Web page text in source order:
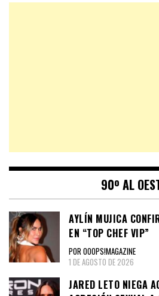
90º AL
AYLÍN MUJICA
EN “TOP CHEF VIP”
POR OOOPS!MAGAZINE
1 DE AGOSTO DE 2026
JARED LETO NIEGA